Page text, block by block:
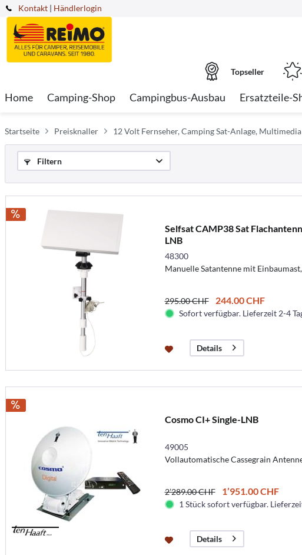
Kontakt | Händlerlogin
Topseller
Home Camping-Shop Campingbus-Ausbau Ersatzteile-
Startseite Preisknaller 12 Volt Fernseher, Camping Sat-Anlage, Multimedia
Filtern
Selfsat CAMP38 Sat
LNB
48300
Manuelle Satantenne mit
295.00 CHF 244.00 CHF
Sofort verfügbar. Lieferzeit 2-4
Details
Cosmo CI+ Single-LNB
49005
Vollautomatische Cassegrain
2’289.00 CHF 1’951.00 CHF
1 Stück sofort verfügbar.
Details